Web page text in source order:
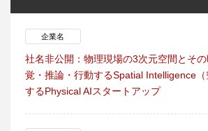
企業名
社名非公開：物理現場の3次元空間とそ
覚・推論・行動するSpatial Intelligence
するPhysical AIスタートアップ